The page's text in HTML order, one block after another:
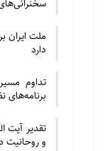
ملت ایران
دارد
تداوم
برنامه‌های
تقدیر آیت
و روحانیت